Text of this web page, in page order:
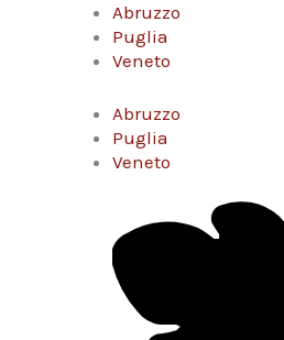
Abruzzo
Puglia
Veneto
Abruzzo
Puglia
Veneto